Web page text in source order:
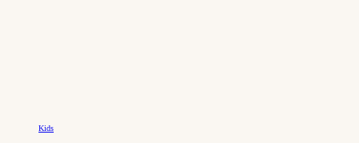
Kids